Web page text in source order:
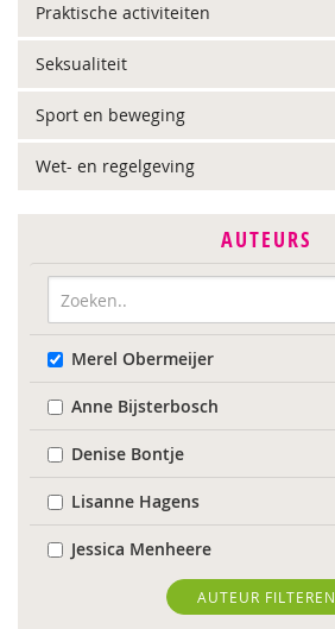
Praktische activiteiten
Seksualiteit
Sport en beweging
Wet- en regelgeving
AUTEURS
Merel Obermeijer
Anne Bijsterbosch
Denise Bontje
Lisanne Hagens
Jessica Menheere
AUTEUR FILTEREN